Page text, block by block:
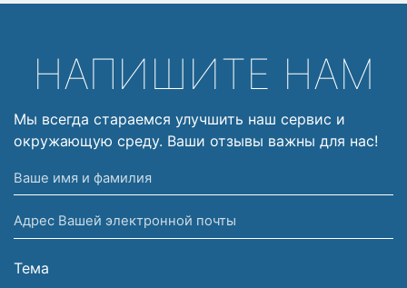
НАПИШИТЕ НАМ
Мы всегда стараемся улучшить наш сервис и
окружающую среду. Ваши отзывы важны для нас!
Ваше
имя
и
фамилия
Адрес
Вашей
электронной
Тема